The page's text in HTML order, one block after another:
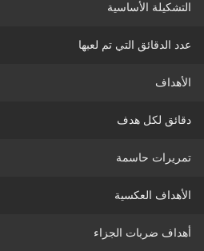
التشكيلة الأساسية
عدد الدقائق التي تم لعبها
الأهداف
دقائق لكل هدف
تمريرات حاسمة
الأهداف العكسية
أهداف ضربات الجزاء